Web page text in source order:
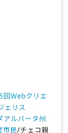
回Webクリエ
ェリス
アルバータ州
市民/チェコ親